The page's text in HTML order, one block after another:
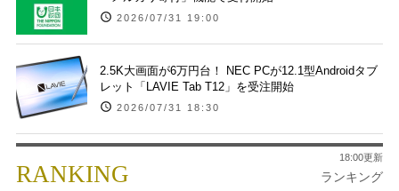
2026/07/31 19:00
2.5K大画面が6万円台！ NEC PCが12.1型Androidタブ
レット「LAVIE Tab T12」を受注開始
2026/07/31 18:30
RANKING ランキング
18:00更新